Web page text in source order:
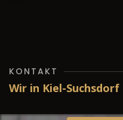
KONTAKT
Wir in Kiel-Suchsdorf